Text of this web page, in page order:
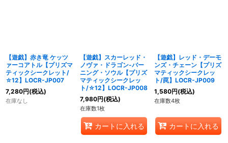
【遊戯】赤き竜 ケッツ
ァーコアトル【プリズマ
ティックシークレット/
☆12】LOCR-JP007
7,280円(税込)
在庫なし
【遊戯】スカーレッド・
ノヴァ・ドラゴン-バー
ニング・ソウル【プリズ
マティックシークレッ
ト/☆12】LOCR-JP008
7,980円(税込)
在庫数1枚
カートに入れる
【遊戯】レッド・デーモ
ンズ・チェーン【プリズ
マティックシークレッ
ト/罠】LOCR-JP009
1,580円(税込)
在庫数4枚
カートに入れる